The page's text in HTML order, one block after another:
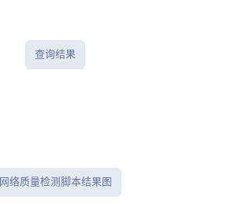
BGPtools查询结果
网络质量检测脚本结果图